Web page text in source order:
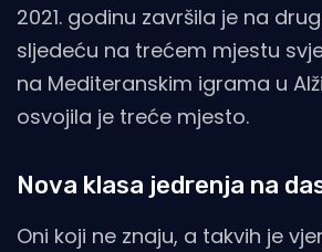
2021. godinu završila je na
sljedeću na trećem mjestu
na Mediteranskim igrama u
osvojila je treće mjesto.
Nova klasa jedrenja na
Oni koji ne znaju, a takvih je